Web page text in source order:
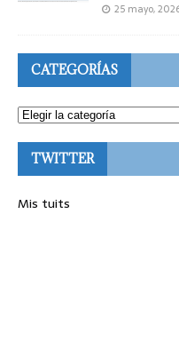
25 mayo,
CATEGORÍAS
TWITTER
Mis tuits